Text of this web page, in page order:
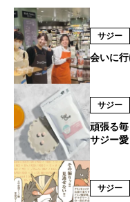
サジー
会いに
サジー
頑張る
サジー愛
サジー